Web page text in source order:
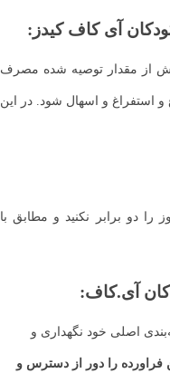
آی کاف کیدز :
از مقدار توصیه شده مصرف
استفراغ و اسهال شود. در این
دو برابر نکنید و مطابق با
آی.کاف:
اصلی خود نگهداری و
فراورده را دور از دسترس و